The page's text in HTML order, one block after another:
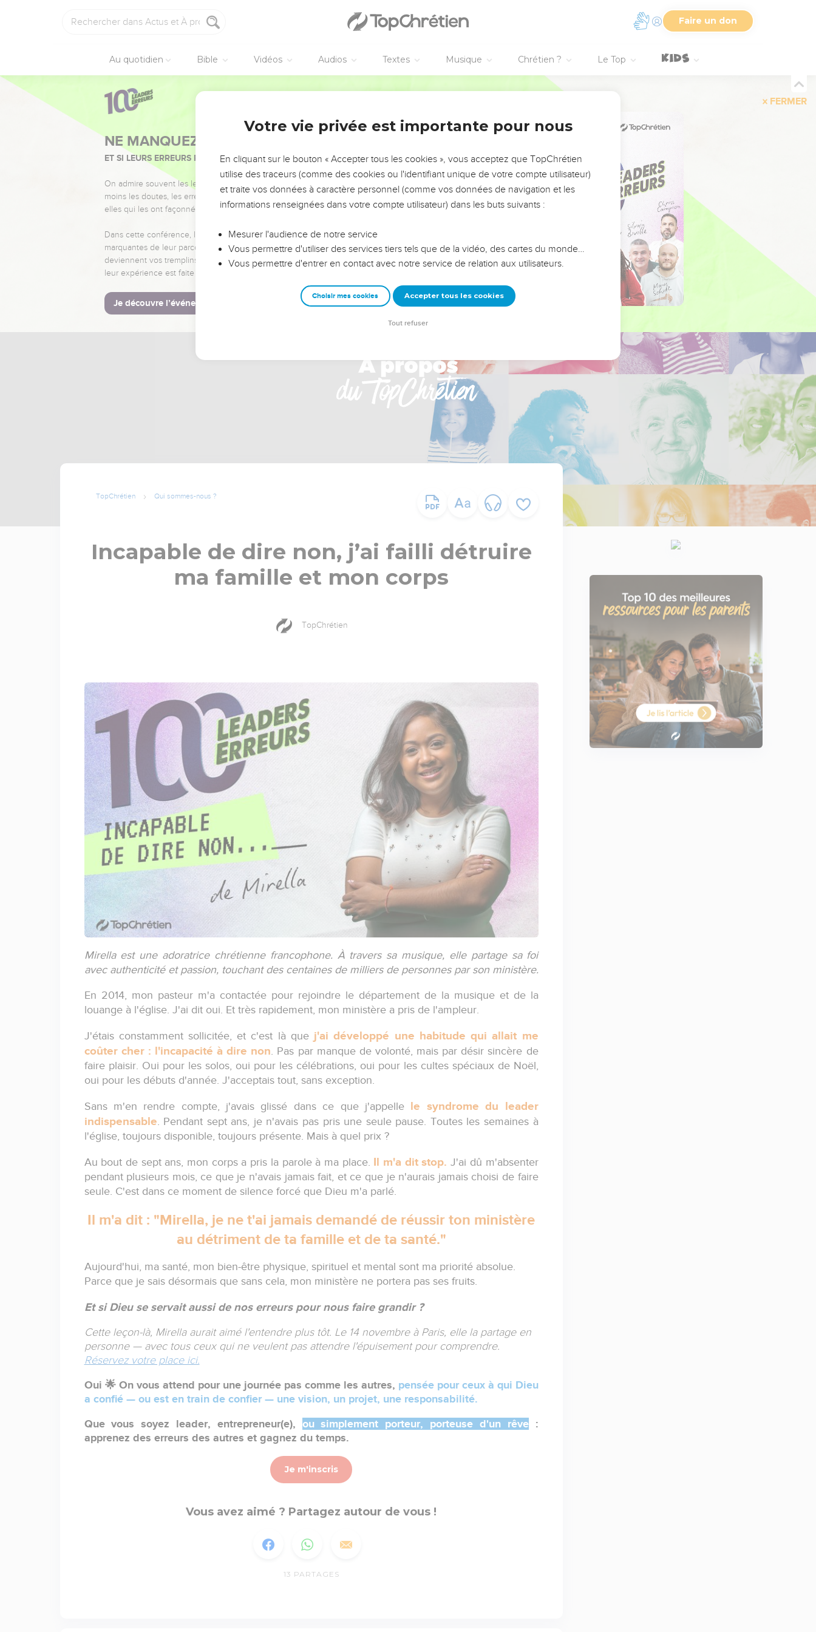
Faire un don
Au quotidien Bible Vidéos Audios Textes Musique Chrétien ? Le Top
FERMER
NE MANQUEZ PAS L’ÉVÉNEMENT DE L’ANNÉE !
ET SI LEURS ERREURS POUVAIENT VOUS ÉVITER LES VOTRES ?
On admire souvent les leaders pour leurs réussites, leur impact, leur foi ou leur vision. Mais on voit
moins les doutes, les erreurs et les saisons difficiles qu'ils ont traversés, alors même que ce sont
elles qui les ont façonnés.
Dans cette conférence, leaders, entrepreneurs, et responsables reviennent sur les erreurs
marquantes de leur parcours et les clés pour avancer avec plus de sagesse afin que leurs erreurs
deviennent vos tremplins. Que vous guidiez un ministère, une équipe, un groupe ou une famille,
leur expérience est faite pour vous.
Je découvre l’événement
TopChrétien Qui sommes-nous ?
Incapable de dire non, j’ai failli détruire
ma famille et mon corps
TopChrétien
Mirella est une adoratrice chrétienne francophone. À travers sa musique, elle partage sa foi
avec authenticité et passion, touchant des centaines de milliers de personnes par son ministère.
En 2014, mon pasteur m'a contactée pour rejoindre le département de la musique et de la
louange à l'église. J'ai dit oui. Et très rapidement, mon ministère a pris de l'ampleur.
J'étais constamment sollicitée, et c'est là que j'ai développé une habitude qui allait me
coûter cher : l'incapacité à dire non. Pas par manque de volonté, mais par désir sincère de
faire plaisir. Oui pour les solos, oui pour les célébrations, oui pour les cultes spéciaux de Noël,
oui pour les débuts d'année. J'acceptais tout, sans exception.
Sans m'en rendre compte, j'avais glissé dans ce que j'appelle le syndrome du leader
indispensable. Pendant sept ans, je n'avais pas pris une seule pause. Toutes les semaines à
l'église, toujours disponible, toujours présente. Mais à quel prix ?
Au bout de sept ans, mon corps a pris la parole à ma place. Il m'a dit stop. J'ai dû m'absenter
pendant plusieurs mois, ce que je n'avais jamais fait, et ce que je n'aurais jamais choisi de faire
seule. C'est dans ce moment de silence forcé que Dieu m'a parlé.
Il m'a dit : "Mirella, je ne t'ai jamais demandé de réussir ton ministère
au détriment de ta famille et de ta santé."
Aujourd'hui, ma santé, mon bien-être physique, spirituel et mental sont ma priorité absolue.
Parce que je sais désormais que sans cela, mon ministère ne portera pas ses fruits.
Et si Dieu se servait aussi de nos erreurs pour nous faire grandir ?
Cette leçon-là, Mirella aurait aimé l'entendre plus tôt. Le 14 novembre à Paris, elle la partage en
personne — avec tous ceux qui ne veulent pas attendre l'épuisement pour comprendre.
Réservez votre place ici.
Oui 🌟 On vous attend pour une journée pas comme les autres, pensée pour ceux à qui Dieu
a confié — ou est en train de confier — une vision, un projet, une responsabilité.
Que vous soyez leader, entrepreneur(e), ou simplement porteur, porteuse d'un rêve:
apprenez des erreurs des autres et gagnez du temps.
Je m'inscris
Vous avez aimé ? Partagez autour de vous !
13 PARTAGES
Votre vie privée est importante pour nous
En cliquant sur le bouton « Accepter tous les cookies », vous acceptez que TopChrétien
utilise des traceurs (comme des cookies ou l'identifiant unique de votre compte utilisateur)
et traite vos données à caractère personnel (comme vos données de navigation et les
informations renseignées dans votre compte utilisateur) dans les buts suivants :
Mesurer l'audience de notre service
Vous permettre d'utiliser des services tiers tels que de la vidéo, des cartes du monde…
Vous permettre d'entrer en contact avec notre service de relation aux utilisateurs.
Choisir mes cookies Accepter tous les cookies
Tout refuser